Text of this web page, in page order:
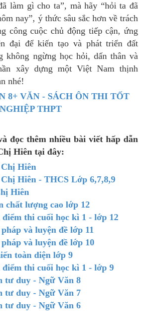
làm gì cho ta”, mà hãy “hỏi ta đã
nay”, ý thức sâu sắc hơn về trách
công cuộc chủ động tiếp cận, ứng
đại để kiến tạo và phát triển đất
không ngừng học hỏi, dấn thân và
xây dựng một Việt Nam thịnh
nhé!
8+ VĂN - SÁCH ÔN THI TỐT
NGHIỆP THPT
đọc thêm nhiều bài viết hấp dẫn
Hiên tại đây:
Hiên
Hiên - THCS Lớp 6,7,8,9
Hiên
chất lượng cao lớp 12
thi cuối học kì 1 - lớp 12
và luyện đề lớp 11
và luyện đề lớp 10
toàn diện lớp 9
thi cuối học kì 1 - lớp 9
tư duy - Ngữ Văn 8
tư duy - Ngữ Văn 7
tư duy - Ngữ Văn 6